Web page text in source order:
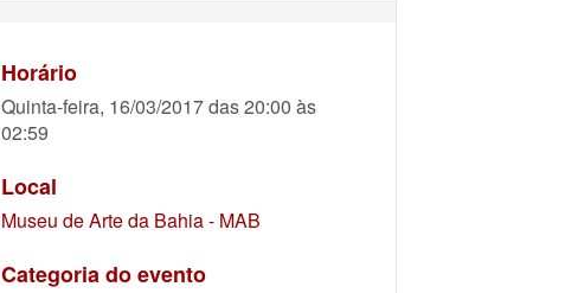
Horário
Quinta-feira, 16/03/2017 das 20:00 às
02:59
Local
Museu de Arte da Bahia - MAB
Categoria do evento